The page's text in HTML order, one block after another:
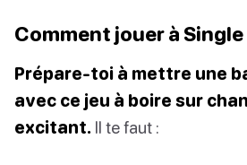
Comment jouer à
Prépare-toi à mettre une
avec ce jeu à boire sur
excitant. Il te faut :